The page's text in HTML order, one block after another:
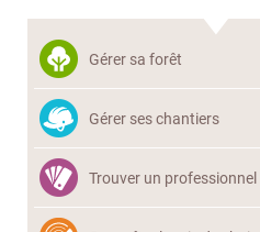
Gérer sa forêt
Gérer ses chantiers
Trouver un professionnel